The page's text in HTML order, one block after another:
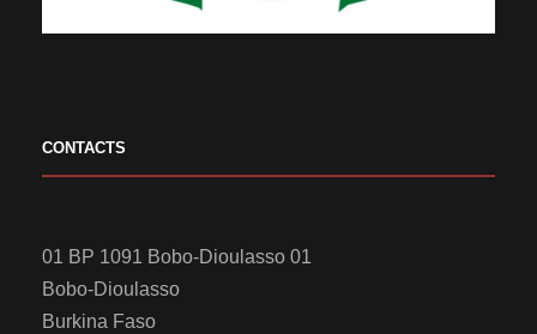
CONTACTS
01 BP 1091 Bobo-Dioulasso 01
Bobo-Dioulasso
Burkina Faso